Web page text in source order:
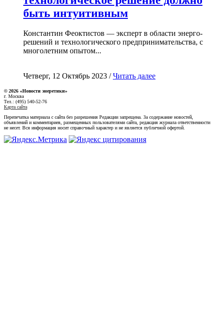
быть интуитивным
Константин Феоктистов — эксперт в области энерго-
решений и технологического предпринимательства, с
многолетним опытом...
Четверг, 12 Октябрь 2023 /Читать далее
© 2026 «Новости энеретики»
г. Москва
Тел.: (495) 540-52-76
Карта сайта
Перепечатка материала с сайта без разрешения Редакции запрещена. За содержание новостей,
объявлений и комментариев, размещенных пользователями сайта, редакция журнала ответственности
не несет. Вся информация носит справочный характер и не является публичной офертой.